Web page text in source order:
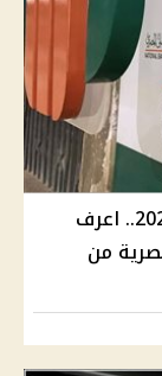
لو هتسحب أو تستعلم في عيد الفطر 2025.. اعرف
في 10 بنوك مصرية من